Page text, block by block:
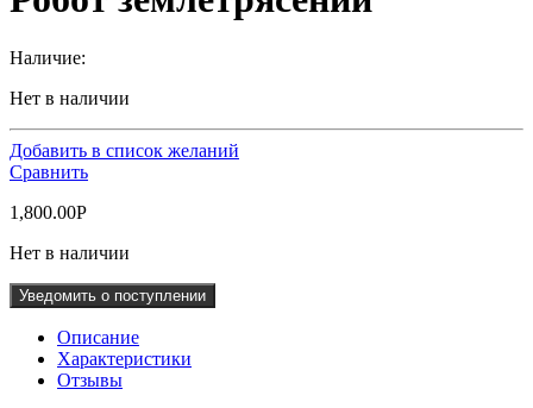
Наличие:
Нет в наличии
Добавить в список желаний
Сравнить
1,800.00Р
Нет в наличии
Уведомить о поступлении
Описание
Характеристики
Отзывы